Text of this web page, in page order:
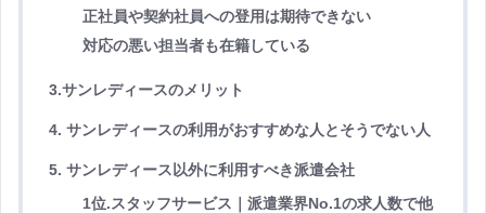
正社員や契約社員への登用は期待できない
対応の悪い担当者も在籍している
3.サンレディースのメリット
4. サンレディースの利用がおすすめな人とそうでない人
5. サンレディース以外に利用すべき派遣会社
1位.スタッフサービス｜派遣業界No.1の求人数で他